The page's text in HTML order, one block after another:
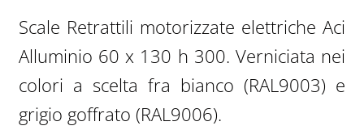
prezzo
originale
era:
3.590,00€.
prezzo
attuale
è:
Scale Retrattili motorizzate elettriche Aci
Alluminio 60 x 130 h 300. Verniciata nei
colori a scelta fra bianco (RAL9003) e
grigio goffrato (RAL9006).